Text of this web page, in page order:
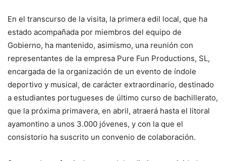
En el transcurso de la visita, la primera edil local, que ha
estado acompañada por miembros del equipo de
Gobierno, ha mantenido, asimismo, una reunión con
representantes de la empresa Pure Fun Productions, SL,
encargada de la organización de un evento de índole
deportivo y musical, de carácter extraordinario, destinado
a estudiantes portugueses de último curso de bachillerato,
que la próxima primavera, en abril, atraerá hasta el litoral
ayamontino a unos 3.000 jóvenes, y con la que el
consistorio ha suscrito un convenio de colaboración.